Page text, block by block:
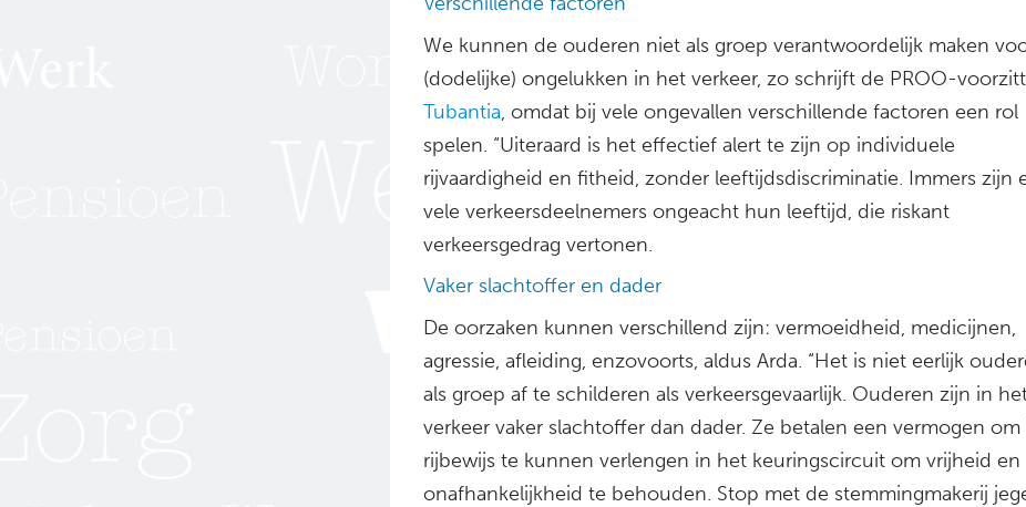
We kunnen de ouderen niet als groep verantwoordelijk maken
(dodelijke) ongelukken in het verkeer, zo schrijft de PROO-
Tubantia, omdat bij vele ongevallen verschillende factoren een rol
spelen. “Uiteraard is het effectief alert te zijn op individuele
rijvaardigheid en fitheid, zonder leeftijdsdiscriminatie. Immers zijn
vele verkeersdeelnemers ongeacht hun leeftijd, die riskant
verkeersgedrag vertonen.
Vaker slachtoffer en dader
De oorzaken kunnen verschillend zijn: vermoeidheid, medicijnen,
agressie, afleiding, enzovoorts, aldus Arda. “Het is niet eerlijk
als groep af te schilderen als verkeersgevaarlijk. Ouderen zijn in
verkeer vaker slachtoffer dan dader. Ze betalen een vermogen
rijbewijs te kunnen verlengen in het keuringscircuit om vrijheid en
onafhankelijkheid te behouden. Stop met de stemmingmakerij